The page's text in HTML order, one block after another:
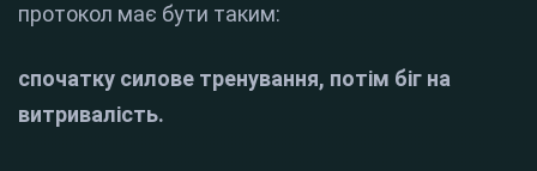
протокол має бути таким:
спочатку силове тренування, потім біг на
витривалість.